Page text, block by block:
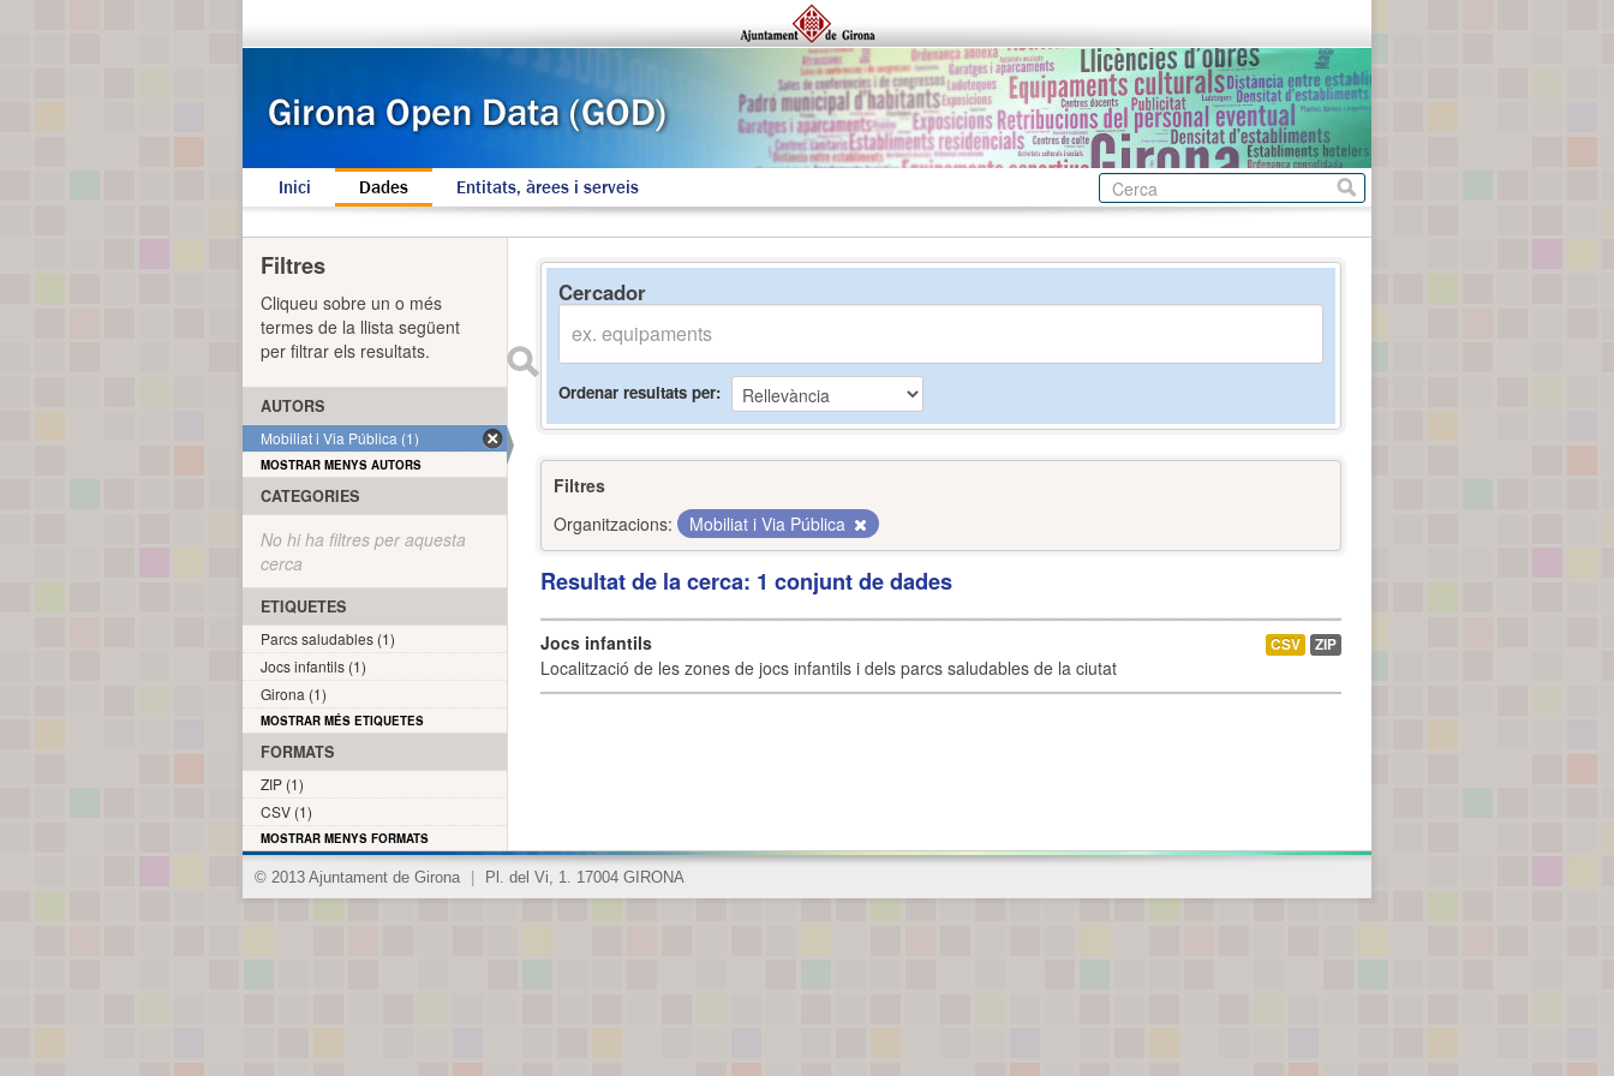
Inici Dades Entitats, àrees i serveis
Cercador
Ordenar resultats per
Filtres
Organitzacions:
Mobiliat i Via Pública
Resultat de la cerca: 1 conjunt de dades
Jocs infantils
Localització de les zones de jocs infantils i dels parcs saludables de la ciutat
CSV ZIP
Filtres
Cliqueu sobre un o més
termes de la llista següent
per filtrar els resultats.
AUTORS
Mobiliat i Via Pública (1)
MOSTRAR MENYS AUTORS
CATEGORIES
No hi ha filtres per aquesta
cerca
ETIQUETES
Parcs saludables (1)
Jocs infantils (1)
Girona (1)
MOSTRAR MÉS ETIQUETES
FORMATS
ZIP (1)
CSV (1)
MOSTRAR MENYS FORMATS
© 2013 Ajuntament de Girona Pl. del Vi, 1. 17004 GIRONA